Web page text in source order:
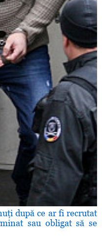
după ce ar fi recrutat
sau obligat să se